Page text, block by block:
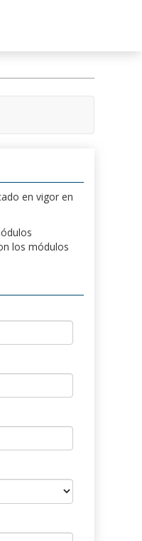
en vigor en
los módulos